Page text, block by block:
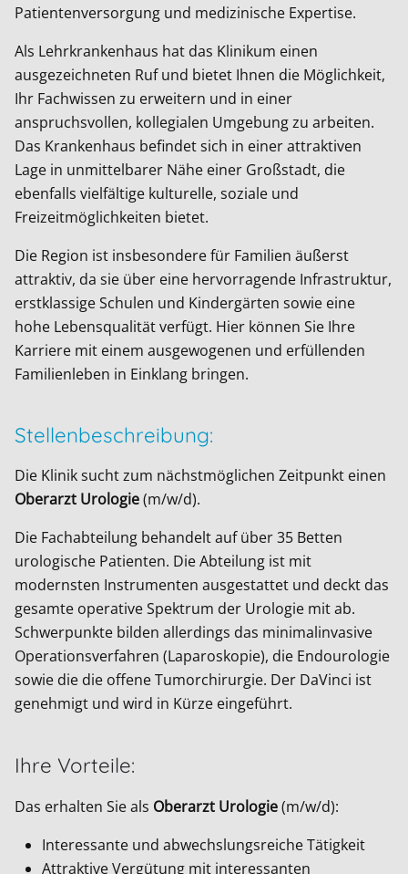
Patientenversorgung und medizinische Expertise.
Als Lehrkrankenhaus hat das Klinikum einen
ausgezeichneten Ruf und bietet Ihnen die Möglichkeit,
Ihr Fachwissen zu erweitern und in einer
anspruchsvollen, kollegialen Umgebung zu arbeiten.
Das Krankenhaus befindet sich in einer attraktiven
Lage in unmittelbarer Nähe einer Großstadt, die
ebenfalls vielfältige kulturelle, soziale und
Freizeitmöglichkeiten bietet.
Die Region ist insbesondere für Familien äußerst
attraktiv, da sie über eine hervorragende Infrastruktur,
erstklassige Schulen und Kindergärten sowie eine
hohe Lebensqualität verfügt. Hier können Sie Ihre
Karriere mit einem ausgewogenen und erfüllenden
Familienleben in Einklang bringen.
Stellenbeschreibung:
Die Klinik sucht zum nächstmöglichen Zeitpunkt einen
Oberarzt Urologie(m/w/d).
Die Fachabteilung behandelt auf über 35 Betten
urologische Patienten. Die Abteilung ist mit
modernsten Instrumenten ausgestattet und deckt das
gesamte operative Spektrum der Urologie mit ab.
Schwerpunkte bilden allerdings das minimalinvasive
Operationsverfahren (Laparoskopie), die Endourologie
sowie die die offene Tumorchirurgie. Der DaVinci ist
genehmigt und wird in Kürze eingeführt.
Ihre Vorteile:
Das erhalten Sie als Oberarzt Urologie(m/w/d):
Interessante und abwechslungsreiche Tätigkeit
Attraktive Vergütung mit interessanten